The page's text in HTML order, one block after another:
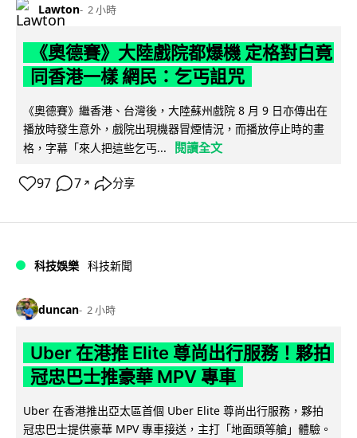
Lawton 2 小時
《奧德賽》大陸戲院都爆機 定格對白竟
同香港一樣 網民：乞丐詛咒
《奧德賽》繼香港、台灣後，大陸蘇州戲院 8 月 9 日亦傳出在
播放時發生意外，戲院出現機器冒煙情況，而播放停止時的畫
格，字幕「來人把這些乞丐...
閱讀全文
97 7 ↗ 分享
科技娛樂 科技新聞
duncan 2 小時
Uber 在港推 Elite 尊尚出行服務！夥拍
冠忠巴士推豪華 MPV 專車
Uber 在香港推出亞太區首個 Uber Elite 尊尚出行服務，夥拍
冠忠巴士提供豪華 MPV 專車接送，主打「地面頭等艙」體驗。